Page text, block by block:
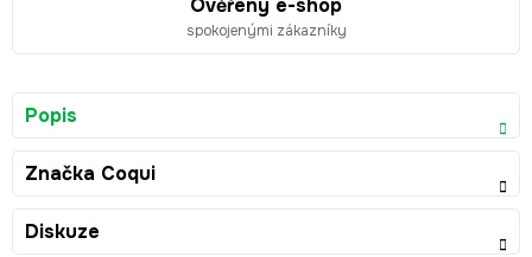
Ověřený e-shop
spokojenými zákazníky
Popis
Značka Coqui
Diskuze